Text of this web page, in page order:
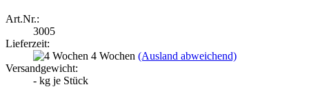
Art.Nr.:
3005
Lieferzeit:
4 Wochen (Ausland abweichend)
Versandgewicht:
- kg je Stück